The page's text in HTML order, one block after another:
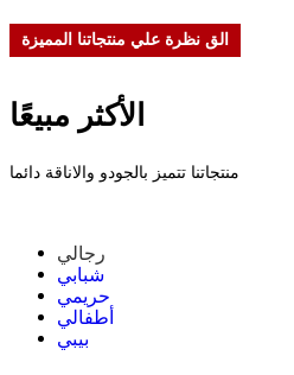
الق نظرة علي منتجاتنا المميزة
الأكثر مبيعًا
منتجاتنا تتميز بالجودو والاناقة دائما
رجالي
شبابي
حريمي
أطفالي
بيبي